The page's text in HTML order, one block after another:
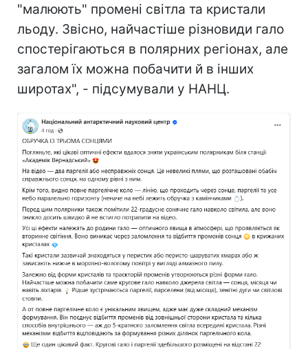
"малюють" промені світла та кристали
льоду. Звісно, найчастіше різновиди гало
спостерігаються в полярних регіонах, але
загалом їх можна побачити й в інших
широтах", - підсумували у НАНЦ.